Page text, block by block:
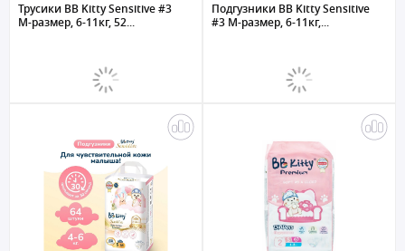
Трусики BB Kitty Sensitive #3
M-размер, 6-11кг, 52...
Подгузники BB Kitty Sensitive
#3 M-размер, 6-11кг,...